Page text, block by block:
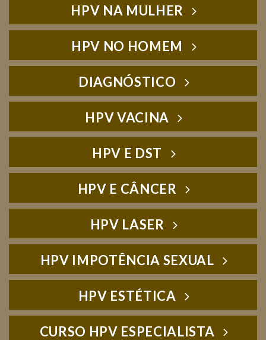
HPV NA MULHER
HPV NO HOMEM
DIAGNÓSTICO
HPV VACINA
HPV E DST
HPV E CÂNCER
HPV LASER
HPV IMPOTÊNCIA SEXUAL
HPV ESTÉTICA
CURSO HPV ESPECIALISTA